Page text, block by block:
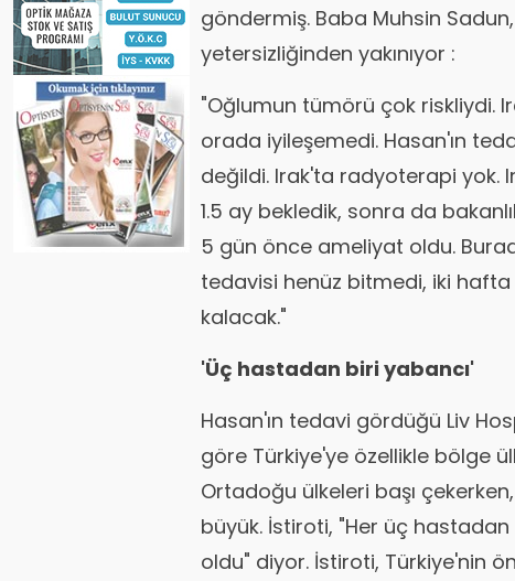
göndermiş. Baba Muhsin
yetersizliğinden yakınıyor :
"Oğlumun tümörü çok riskliydi.
orada iyileşemedi. Hasan'ın
değildi. Irak'ta radyoterapi yok.
1.5 ay bekledik, sonra da
5 gün önce ameliyat oldu.
tedavisi henüz bitmedi, iki
kalacak."
'Üç hastadan biri yabancı'
Hasan'ın tedavi gördüğü Liv
göre Türkiye'ye özellikle bölge
Ortadoğu ülkeleri başı
büyük. İstiroti, "Her üç
oldu" diyor. İstiroti, Türkiye'nin